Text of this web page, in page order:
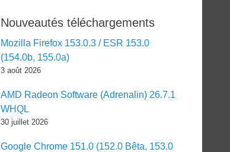
Nouveautés téléchargements
Mozilla Firefox 153.0.3 / ESR 153.0
(154.0b, 155.0a)
3 août 2026
AMD Radeon Software (Adrenalin) 26.7.1
WHQL
30 juillet 2026
Google Chrome 151.0 (152.0 Bêta, 153.0